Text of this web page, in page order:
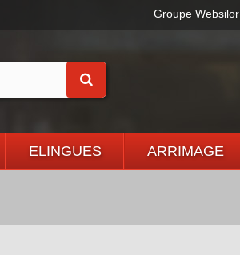
Groupe Websilor
ELINGUES ARRIMAGE